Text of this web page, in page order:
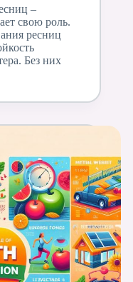
–
свою роль.
ресниц
Без них